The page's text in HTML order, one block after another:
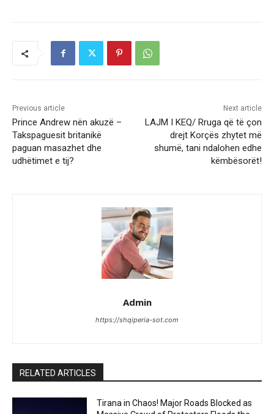
Previous article
Prince Andrew nën akuzë –
Takspaguesit britanikë
paguan masazhet dhe
udhëtimet e tij?
Next article
LAJM I KEQ/ Rruga që të çon
drejt Korçës zhytet më
shumë, tani ndalohen edhe
këmbësorët!
Admin
https://shqiperia-sot.com
RELATED ARTICLES
Tirana in Chaos! Major Roads Blocked as